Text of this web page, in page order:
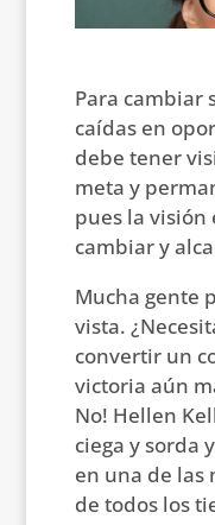
Para cambiar
caídas en
debe tener
meta y
pues la visión
cambiar y
Mucha gente
vista.
convertir un
victoria aún
No! Hellen
ciega y sorda
en una de las
de todos los